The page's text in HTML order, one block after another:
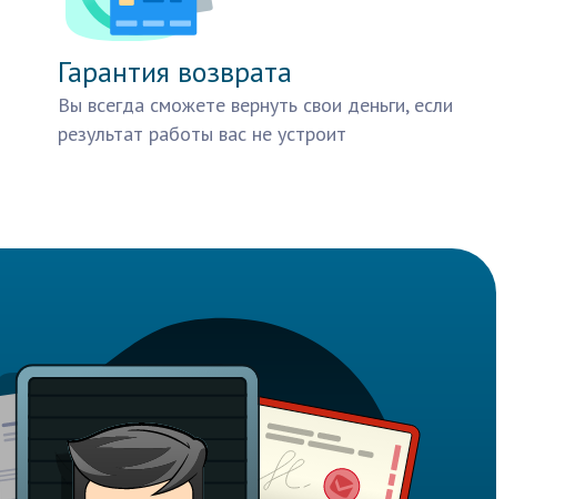
Гарантия возврата
Вы всегда сможете вернуть свои деньги, если
результат работы вас не устроит